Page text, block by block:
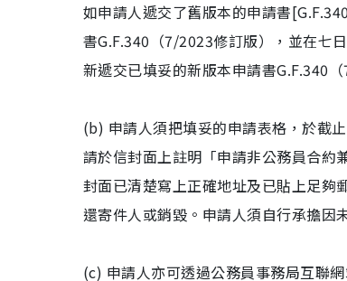
如申請人遞交了舊版本的申請書
書G.F.340（7/2023修訂版），並在七
新遞交已填妥的新版本申請書G.F.340
(b) 申請人須把填妥的申請表格，於截
請於信封面上註明「申請非公務員合約
封面已清楚寫上正確地址及已貼上足夠
還寄件人或銷毀。申請人須自行承擔因
(c) 申請人亦可透過公務員事務局互聯